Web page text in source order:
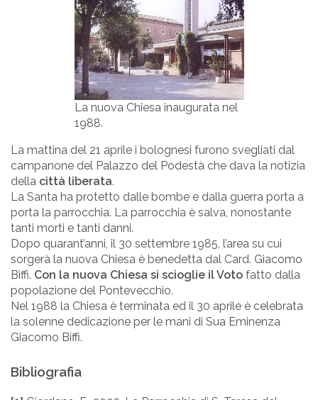
La nuova Chiesa inaugurata nel
1988.
La mattina del 21 aprile i bolognesi furono svegliati dal
campanone del Palazzo del Podestà che dava la notizia
della città liberata.
La Santa ha protetto dalle bombe e dalla guerra porta a
porta la parrocchia. La parrocchia è salva, nonostante
tanti morti e tanti danni.
Dopo quarant’anni, il 30 settembre 1985, l’area su cui
sorgerà la nuova Chiesa è benedetta dal Card. Giacomo
Biffi. Con la nuova Chiesa si scioglie il Voto fatto dalla
popolazione del Pontevecchio.
Nel 1988 la Chiesa è terminata ed il 30 aprile è celebrata
la solenne dedicazione per le mani di Sua Eminenza
Giacomo Biffi.
Bibliografia